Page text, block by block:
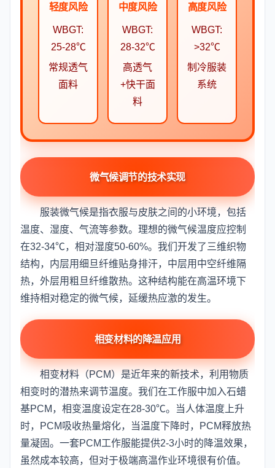
轻度风险
WBGT:
25-28℃
常规透气
面料
中度风险
WBGT:
28-32℃
高透气
+快干面
料
高度风险
WBGT:
>32℃
制冷服装
系统
微气候调节的技术实现
服装微气候是指衣服与皮肤之间的小环境，包括
温度、湿度、气流等参数。理想的微气候温度应控制
在32-34℃，相对湿度50-60%。我们开发了三维织物
结构，内层用细旦纤维贴身排汗，中层用中空纤维隔
热，外层用粗旦纤维散热。这种结构能在高温环境下
维持相对稳定的微气候，延缓热应激的发生。
相变材料的降温应用
相变材料（PCM）是近年来的新技术，利用物质
相变时的潜热来调节温度。我们在工作服中加入石蜡
基PCM，相变温度设定在28-30℃。当人体温度上升
时，PCM吸收热量熔化，当温度下降时，PCM释放热
量凝固。一套PCM工作服能提供2-3小时的降温效果，
虽然成本较高，但对于极端高温作业环境很有价值。